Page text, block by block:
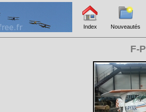
Index Nouveautés
F-